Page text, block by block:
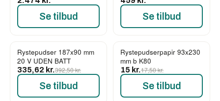
Se tilbud Se tilbud
-14%
Rystepudser 187x90 mm
20 V UDEN BATT
335,62 kr.392,50 kr.
Se tilbud
-14%
Rystepudserpapir 93x230
mm b K80
15 kr.17,50 kr.
Se tilbud